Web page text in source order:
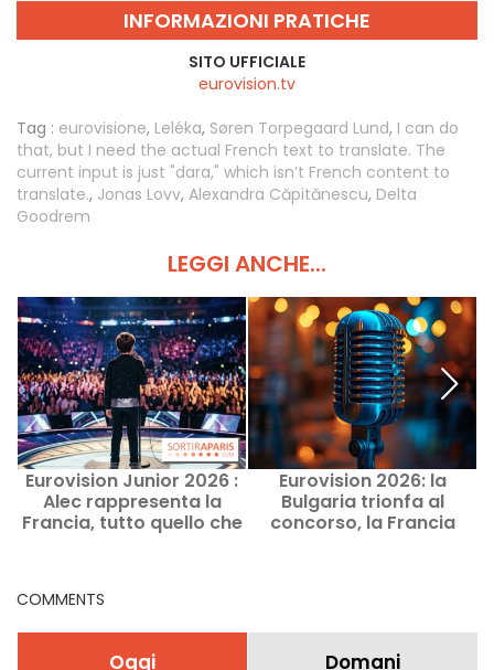
INFORMAZIONI PRATICHE
SITO UFFICIALE
eurovision.tv
Tag : eurovisione, Leléka, Søren Torpegaard Lund, I can do
that, but I need the actual French text to translate. The
current input is just "dara," which isn’t French content to
translate., Jonas Lovv, Alexandra Căpitănescu, Delta
Goodrem
LEGGI ANCHE...
Eurovision Junior 2026 :
Alec rappresenta la
Francia, tutto quello che
Eurovision 2026: la
Bulgaria trionfa al
concorso, la Francia
COMMENTS
Oggi Domani